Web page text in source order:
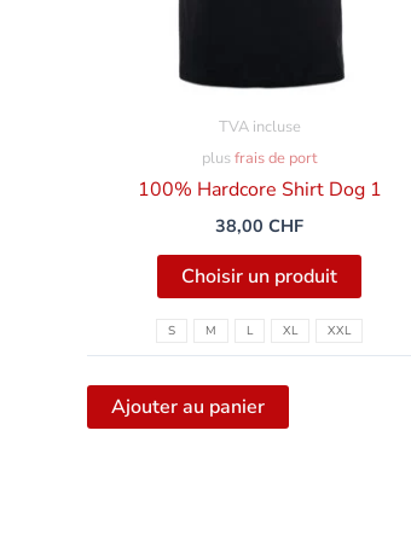
TVA incluse
plusfrais de port
100% Hardcore Shirt Dog 1
38,00 CHF
Choisir un produit
produit
S M L XL XXL
Ajouter au panier